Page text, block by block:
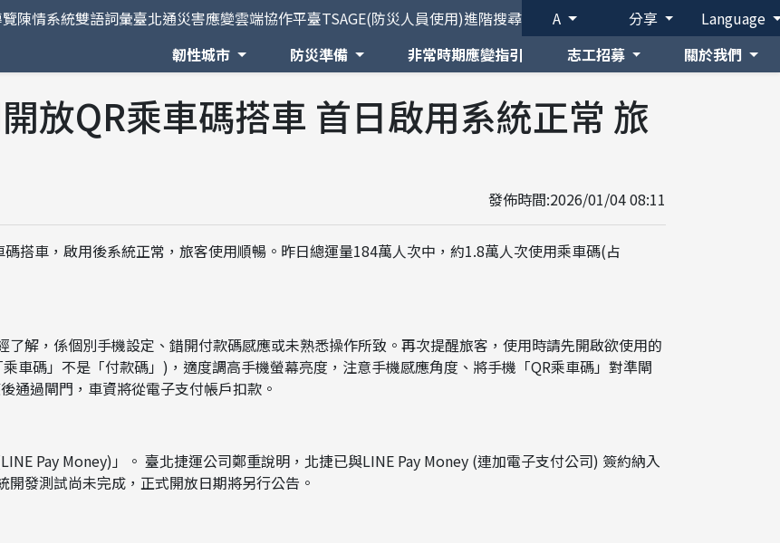
陳情系統雙語詞彙臺北通災害應變雲端協作平臺TSAGE(防災人員使用)進階搜尋 A 分享
Language
韌性城市
防災準備 非常時期應變指引 志工招募 關於我們
放QR乘車碼搭車 首日啟用系統正常 旅
發佈時間:2026/01/04 08:11
搭車，啟用後系統正常，旅客使用順暢。昨日總運量184萬人次中，約1.8萬人次使用乘車碼(占
解，係個別手機設定、錯開付款碼感應或未熟悉操作所致。再次提醒旅客，使用時請先開啟欲使用的
車碼」不是「付款碼」)，適度調高手機螢幕亮度，注意手機感應角度、將手機「QR乘車碼」對準閘
通過閘門，車資將從電子支付帳戶扣款。
Pay Money)」。 臺北捷運公司鄭重說明，北捷已與LINE Pay Money (連加電子支付公司) 簽約納入
發測試尚未完成，正式開放日期將另行公告。